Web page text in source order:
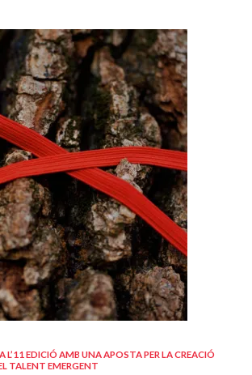
L’11 EDICIÓ AMB UNA APOSTA PER LA CREACIÓ
TALENT EMERGENT